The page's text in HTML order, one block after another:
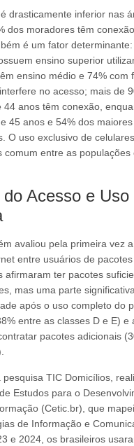
drasticamente inferior nas
dos moradores têm
é um fator
ensino superior
ensino médio e 74% com
no acesso; mais de
44 anos têm conexão,
45 anos e 54% dos
O uso exclusivo de
comum entre as populações
Acesso e Uso
avaliou pela primeira vez
entre usuários de
afirmaram ter pacotes
mas uma parte
após o uso completo do
entre as classes D e E) e
pacotes adicionais
pesquisa TIC Domicílios,
Estudos para o
(Cetic.br), que
de Informação e
e 2024, os brasileiros